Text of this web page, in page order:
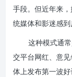
手段。但近年来
统媒体和影迷感到
这种模式通
交平台网红、意
体上发布第一波好